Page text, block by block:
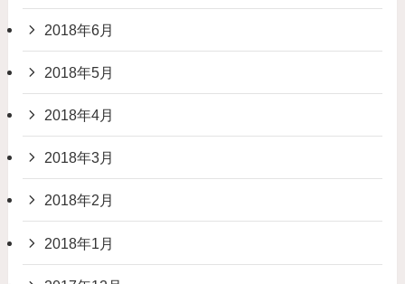
2018年6月
2018年5月
2018年4月
2018年3月
2018年2月
2018年1月